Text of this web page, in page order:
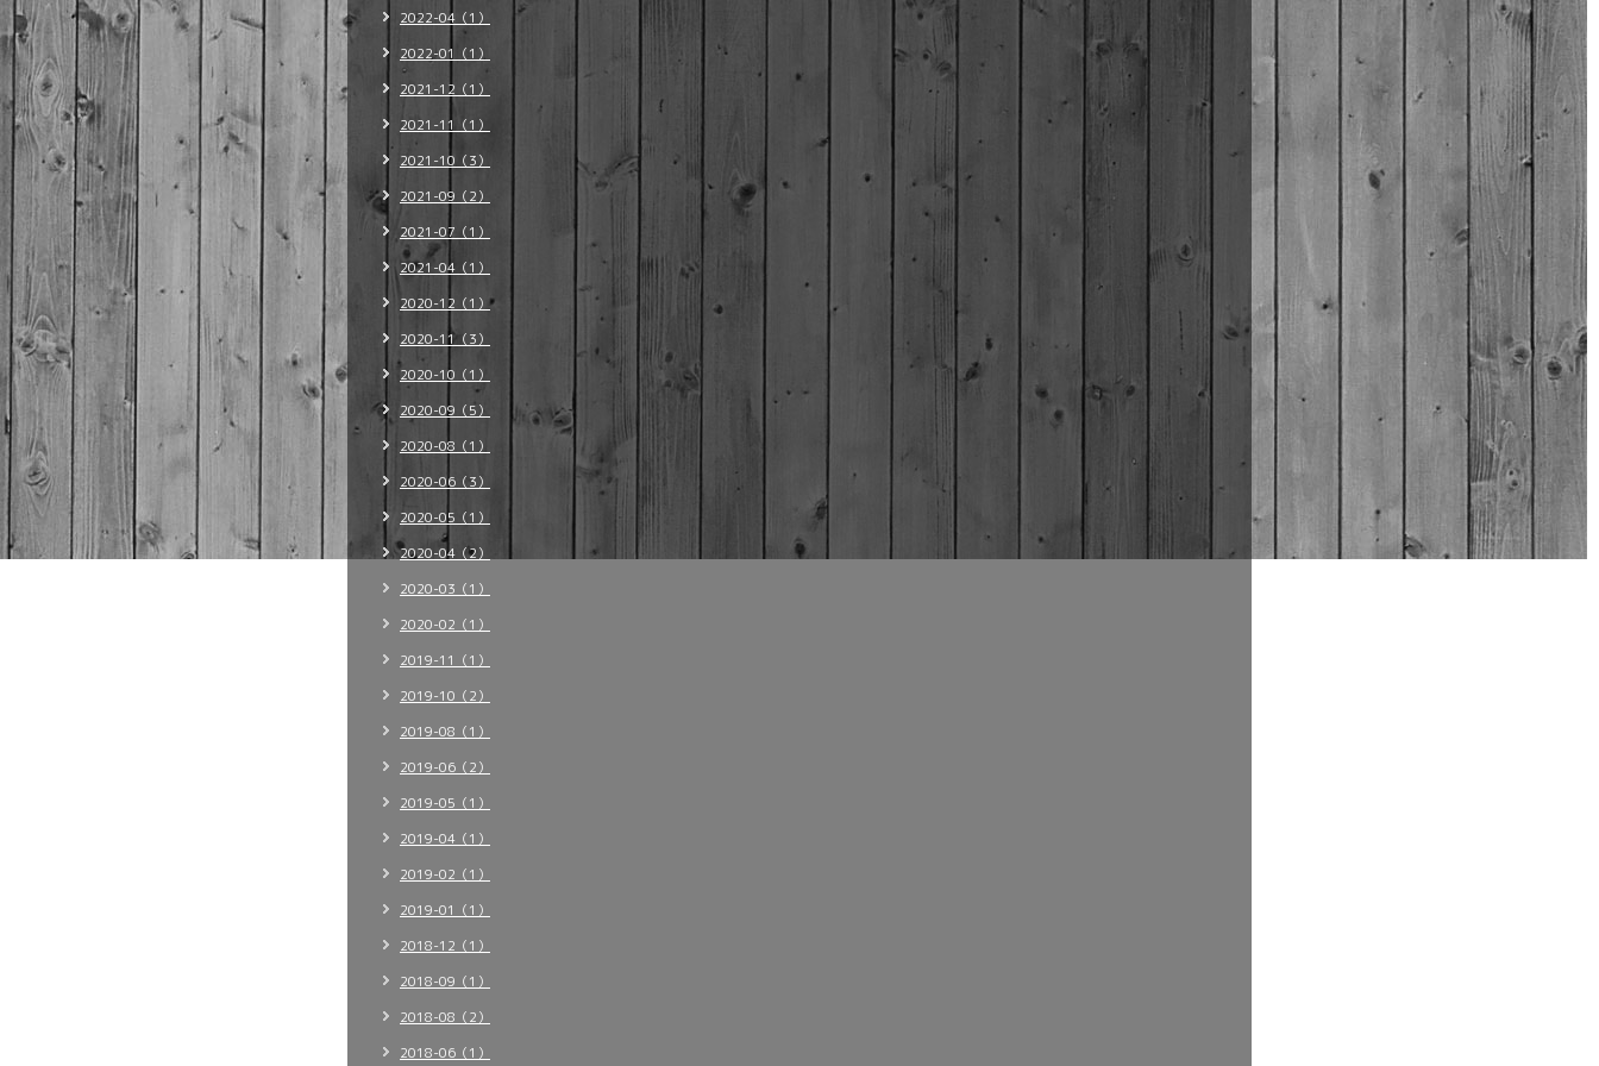
2022-04（1）
2022-01（1）
2021-12（1）
2021-11（1）
2021-10（3）
2021-09（2）
2021-07（1）
2021-04（1）
2020-12（1）
2020-11（3）
2020-10（1）
2020-09（5）
2020-08（1）
2020-06（3）
2020-05（1）
2020-04（2）
2020-03（1）
2020-02（1）
2019-11（1）
2019-10（2）
2019-08（1）
2019-06（2）
2019-05（1）
2019-04（1）
2019-02（1）
2019-01（1）
2018-12（1）
2018-09（1）
2018-08（2）
2018-06（1）